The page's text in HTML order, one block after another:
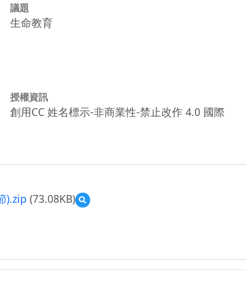
議題
生命教育
授權資訊
創用CC 姓名標示-非商業性-禁止改作 4.0 國際
).zip (73.08KB)
預
覽
學